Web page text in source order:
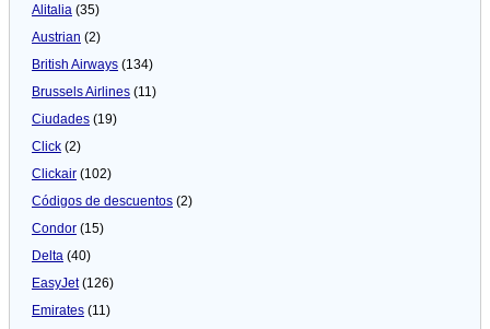
Alitalia (35)
Austrian (2)
British Airways (134)
Brussels Airlines (11)
Ciudades (19)
Click (2)
Clickair (102)
Códigos de descuentos (2)
Condor (15)
Delta (40)
EasyJet(126)
Emirates (11)